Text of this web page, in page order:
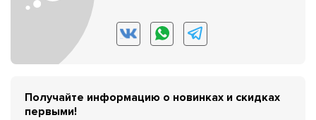
Получайте информацию о новинках и скидках
первыми!